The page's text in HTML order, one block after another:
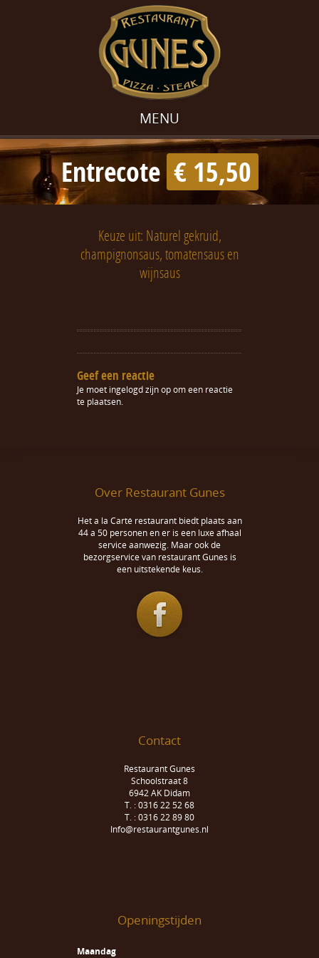
MENU
Entrecote € 15,50
Keuze uit: Naturel gekruid,
champignonsaus, tomatensaus en
wijnsaus
Geef een reactie
Je moet ingelogd zijn opom een reactie
te plaatsen.
Over Restaurant Gunes
Het a la Carté restaurant biedt plaats aan
44 a 50 personen en er is een luxe afhaal
service aanwezig. Maar ook de
bezorgservice van restaurant Gunes is
een uitstekende keus.
Contact
Restaurant Gunes
Schoolstraat 8
6942 AK Didam
T. : 0316 22 52 68
T. : 0316 22 89 80
Info@restaurantgunes.nl
Openingstijden
Maandag